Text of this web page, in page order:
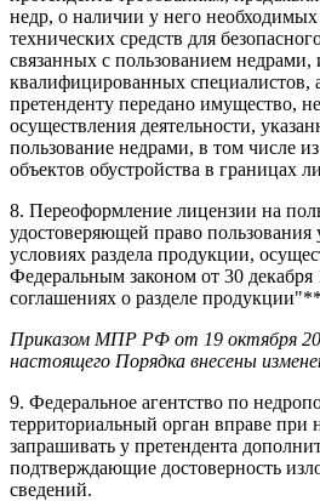
недр, о наличии у него
технических средств для
связанных с пользованием недрами,
квалифицированных специалистов,
претенденту передано имущество,
осуществления деятельности,
пользование недрами, в том числе
объектов обустройства в границах
8. Переоформление лицензии на
удостоверяющей право пользования
условиях раздела продукции,
Федеральным законом от 30
соглашениях о разделе
Приказом МПР РФ от 19 октября
настоящего Порядка внесены
9. Федеральное агентство по
территориальный орган вправе при
запрашивать у претендента
подтверждающие достоверность
сведений.